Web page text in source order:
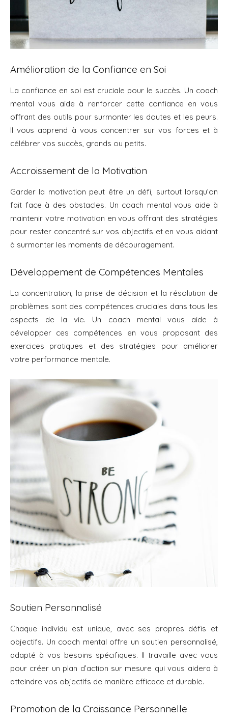
Amélioration de la Confiance en Soi
La confiance en soi est cruciale pour le succès. Un coach
mental vous aide à renforcer cette confiance en vous
offrant des outils pour surmonter les doutes et les peurs.
Il vous apprend à vous concentrer sur vos forces et à
célébrer vos succès, grands ou petits.
Accroissement de la Motivation
Garder la motivation peut être un défi, surtout lorsqu’on
fait face à des obstacles. Un coach mental vous aide à
maintenir votre motivation en vous offrant des stratégies
pour rester concentré sur vos objectifs et en vous aidant
à surmonter les moments de découragement.
Développement de Compétences Mentales
La concentration, la prise de décision et la résolution de
problèmes sont des compétences cruciales dans tous les
aspects de la vie. Un coach mental vous aide à
développer ces compétences en vous proposant des
exercices pratiques et des stratégies pour améliorer
votre performance mentale.
Soutien Personnalisé
Chaque individu est unique, avec ses propres défis et
objectifs. Un coach mental offre un soutien personnalisé,
adapté à vos besoins spécifiques. Il travaille avec vous
pour créer un plan d’action sur mesure qui vous aidera à
atteindre vos objectifs de manière efficace et durable.
Promotion de la Croissance Personnelle